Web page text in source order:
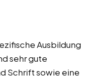
Ausbildung
sehr gute
Schrift sowie eine